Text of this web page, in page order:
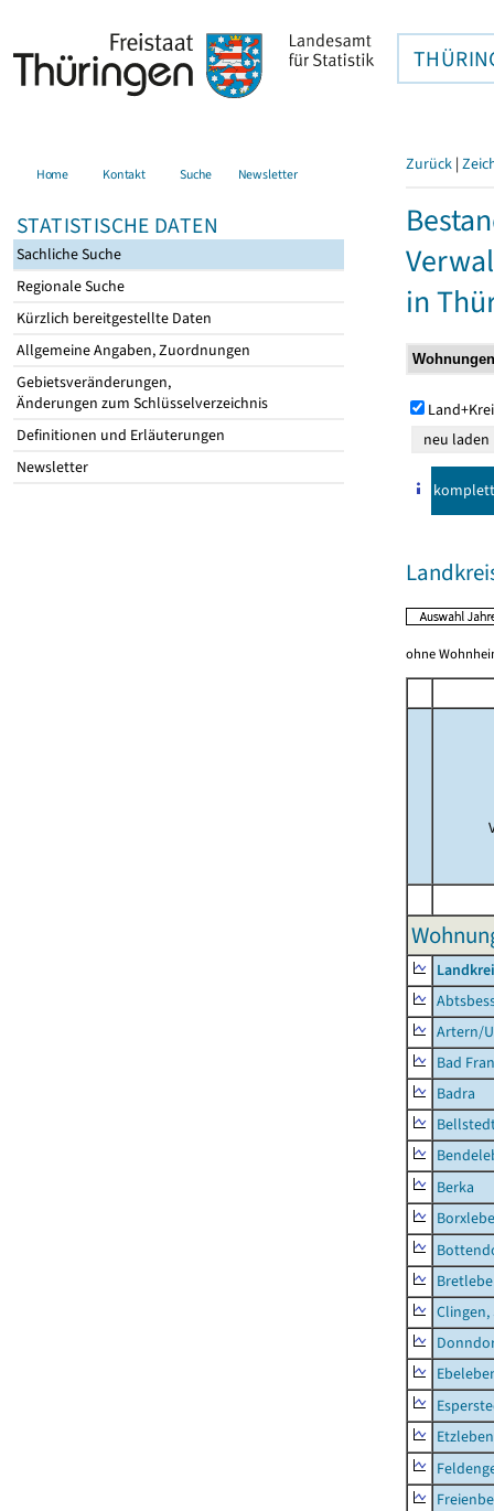
Home Kontakt Suche Newsletter
STATISTISCHE DATEN
Sachliche Suche
Regionale Suche
Kürzlich bereitgestellte Daten
Allgemeine Angaben, Zuordnungen
Gebietsveränderungen,
Änderungen zum Schlüsselverzeichnis
Definitionen und Erläuterungen
Newsletter
Zurück |
in
komplett
ohne
Artern/
Bad
Badra
Berka
Etzleben